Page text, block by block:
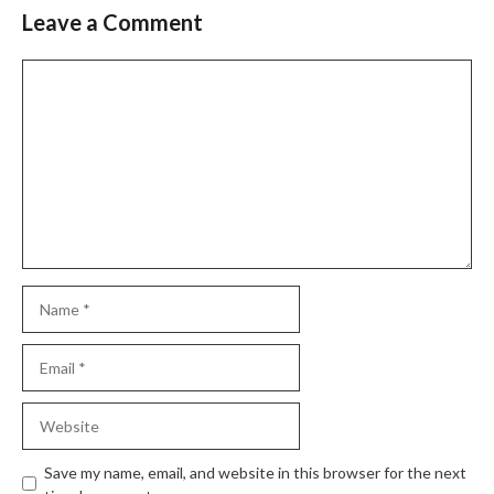
Leave a Comment
Save my name, email, and website in this browser for the next